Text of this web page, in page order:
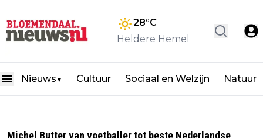
28°C
Heldere Hemel
Nieuws ▼ Cultuur Sociaal en Welzijn Natuur
Michel Butter van voetballer tot beste Nederlandse